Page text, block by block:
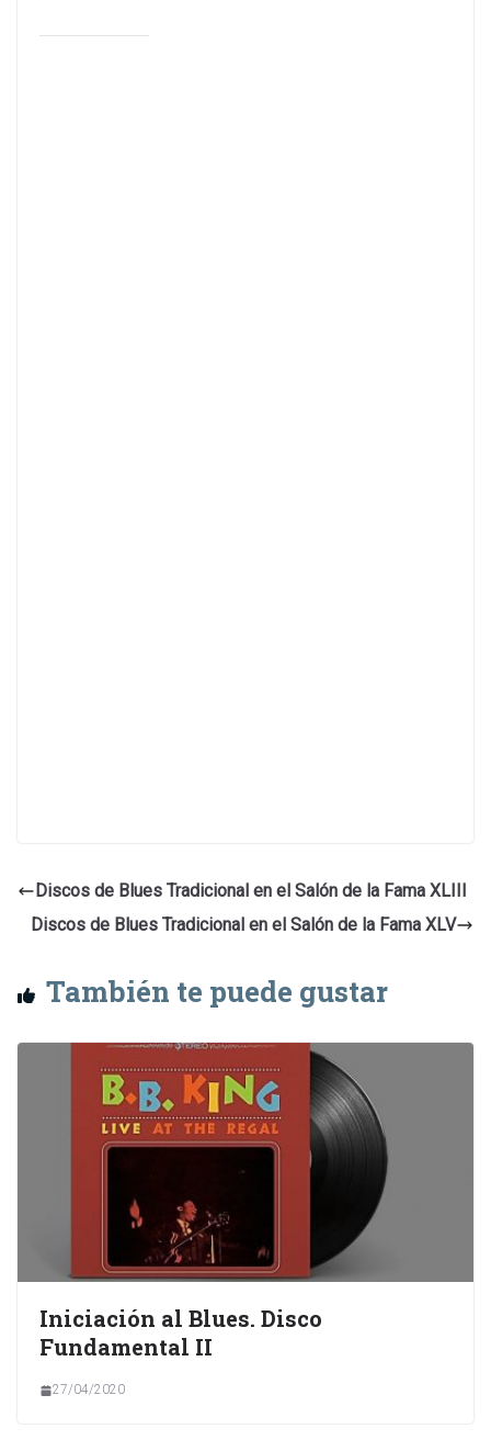
Discos de Blues Tradicional en el Salón de la Fama XLIII
Discos de Blues Tradicional en el Salón de la Fama XLV
También te puede gustar
Iniciación al Blues. Disco
Fundamental II
27/04/2020